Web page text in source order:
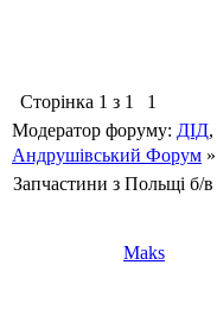
Сторінка 1 з 1
1
Модератор форуму: ДІД,
Андрушівський Форум »
Запчастини з Польщі б/в
Maks